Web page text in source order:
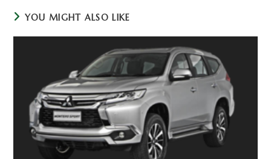
YOU MIGHT ALSO LIKE